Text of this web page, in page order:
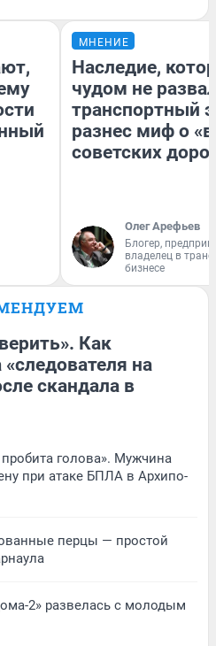
МНЕНИЕ
Наследие,
чудом не
транспортный
разнес миф о
советских
Олег Арефьев
Блогер,
владелец в
бизнесе
Как
на
скандала в
голова». Мужчина
при атаке БПЛА в Архипо-
перцы — простой
2» развелась с молодым